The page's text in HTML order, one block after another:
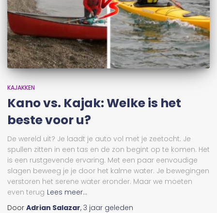
KAJAKKEN
Kano vs. Kajak: Welke is het
beste voor u?
De wereld uit? Je laadt je auto vol met je zeetocht. Je
spullen zitten in een tas en de zon begint op te komen. Het
is een rustgevende ervaring. Met een paar eenvoudige
slagen beweeg je je door het kalme water. Je bewegingen
verstoren het serene water eronder. Maar we moeten
even terug Lees meer...
Door Adrian Salazar, 3 jaar geleden